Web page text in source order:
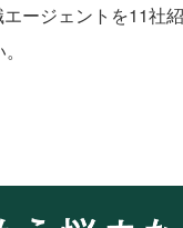
ージェントを11社